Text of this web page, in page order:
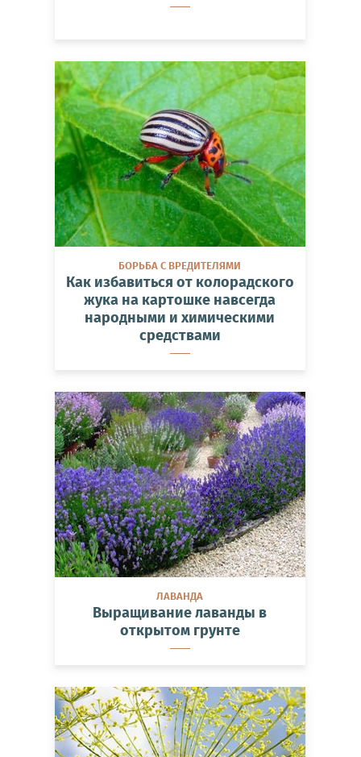
БОРЬБА С ВРЕДИТЕЛЯМИ
Как избавиться от колорадского
жука на картошке навсегда
народными и химическими
средствами
ЛАВАНДА
Выращивание лаванды в
открытом грунте